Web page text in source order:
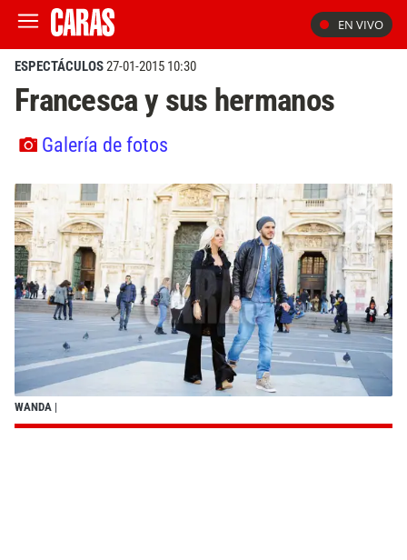
EN VIVO
ESPECTÁCULOS27-01-2015 10:30
Francesca y sus hermanos
Galería de fotos
WANDA |